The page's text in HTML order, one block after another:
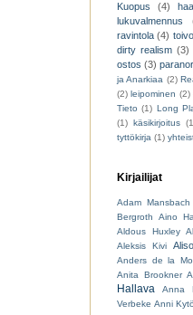
Kuopus
(4)
lukuvalmennus
ravintola (4)
dirty realism (3)
ostos (3)
ja Anarkiaa (2)
(2) leipominen (2)
Tieto (1) Long
(1)
käsikirjoitus
tyttökirja (1)
Kirjailijat
Adam Mansbach
Bergroth
Aino
Aldous Huxley
Aleksis Kivi
Anders de la
Anita Brookner
Hallava
Anna
Verbeke Anni